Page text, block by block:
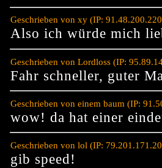
Geschrieben von xy (IP:
Also ich würde mich
Geschrieben von Lordloss (IP:
Fahr schneller, guter
Geschrieben von einem baum (IP:
wow! da hat einer
Geschrieben von lol (IP:
gib speed!